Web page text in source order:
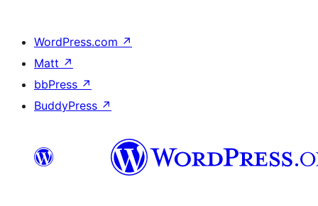
WordPress.com ↗
Matt ↗
bbPress ↗
BuddyPress ↗